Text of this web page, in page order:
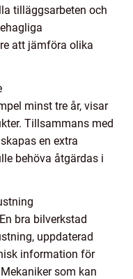
tilläggsarbeten och
att jämföra olika
minst tre år, visar
Tillsammans med
en extra
behöva åtgärdas i
bra bilverkstad
uppdaterad
information för
som kan